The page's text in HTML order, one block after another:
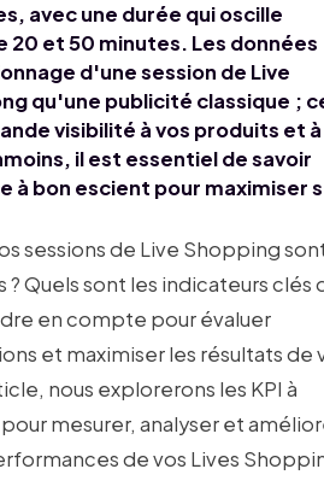
avec une durée qui oscille
et 50 minutes. Les données
d'une session de Live
qu'une publicité classique ;
visibilité à vos produits et à
il est essentiel de savoir
à bon escient pour maximiser
sessions de Live Shopping
Quels sont les indicateurs clés
en compte pour évaluer
et maximiser les résultats de
nous explorerons les KPI à
mesurer, analyser et
de vos Lives